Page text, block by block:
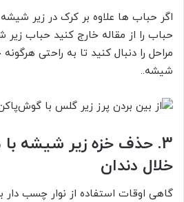
اگر حباب ها علاوه بر کرک در زیر
حباب را از مقاله خارج کنید حباب زیر
مراحل را دنبال کنید تا به راحتی هرگونه
شیشه..
3. حذف خزه زیر شیشه با
خلال دندان
گاهی اوقات استفاده از نوار چسب دار